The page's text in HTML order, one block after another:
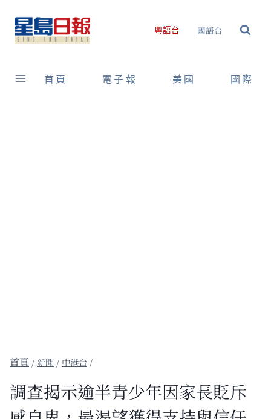
content
粵語台 國語台
首頁 電子報 美國 國際
/新聞 / 中港台 /
調查揭示逾半青少年因家長貶斥